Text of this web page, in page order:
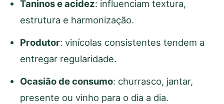
Taninos e acidez: influenciam textura,
estrutura e harmonização.
Produtor: vinícolas consistentes tendem a
entregar regularidade.
Ocasião de consumo: churrasco, jantar,
presente ou vinho para o dia a dia.